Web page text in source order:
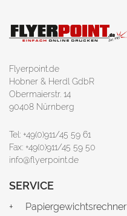
Flyerpoint.de
Hobner & Herdl GdbR
Obermaierstr. 14
90408 Nürnberg
Tel: +49(0)911/45 59 61
Fax: +49(0)911/45 59 50
info@flyerpoint.de
SERVICE
Papiergewichtsrechner